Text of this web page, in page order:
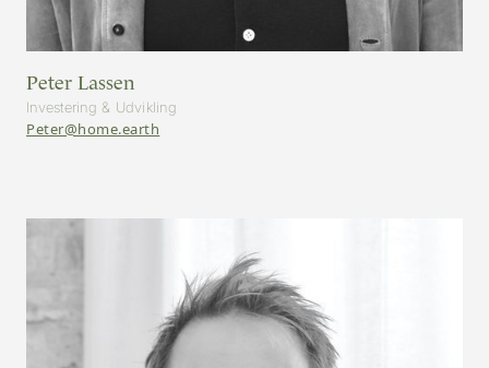
Peter Lassen
Investering & Udvikling
Peter@home.earth